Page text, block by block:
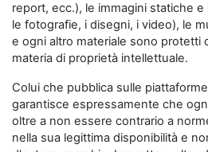
report, ecc.), le immagini statiche
le fotografie, i disegni, i video), le
e ogni altro materiale sono protetti
materia di proprietà intellettuale.
Colui che pubblica sulle
garantisce espressamente che
oltre a non essere contrario a
nella sua legittima disponibilità e